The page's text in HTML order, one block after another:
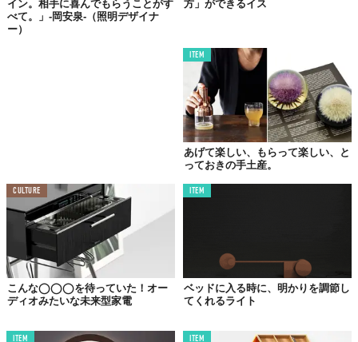
木の表情を楽しむために、あえて文字盤を付けずに作ったというシンプルなデザインの壁掛
イン。相手に喜んでもらうことがす
べて。」-岡安泉-（照明デザイナ
ー）
方」ができるイス
ITEM
あげて楽しい、もらって楽しい、と
っておきの手土産。
CULTURE
こんな◯◯◯を待っていた！オー
ディオみたいな未来型家電
ITEM
ベッドに入る時に、明かりを調節し
てくれるライト
ITEM ITEM